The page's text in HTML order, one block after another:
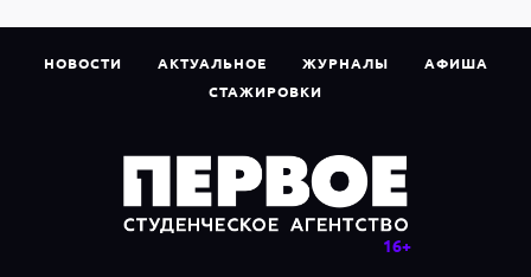
НОВОСТИ АКТУАЛЬНОЕ ЖУРНАЛЫ
АФИША
СТАЖИРОВКИ